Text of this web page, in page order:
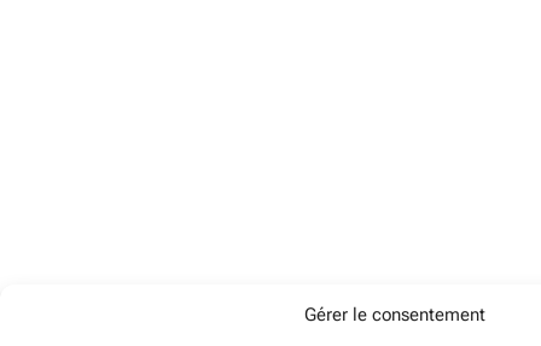
Gérer le consentement